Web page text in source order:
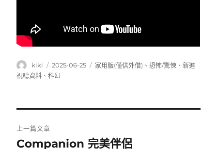
作
者
kiki
發
佈
2025-06-25
分
家用版(僅供外借) 、恐怖/驚悚 、新進
視聽資料 、科幻
章
上一篇文章
上
Companion 完美伴侶